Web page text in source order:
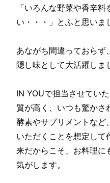
「いろんな野菜や香辛
い・・・」とふと思いま
あながち間違っておらず
隠し味として大活躍しま
IN YOUで担当させてい
質が高く、いつも驚かさ
酵素やサプリメントなど
いただくことを想定して
来だからこそ、お料理に
気がします。